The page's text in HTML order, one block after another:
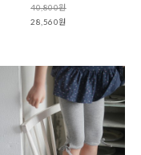
40,800원
28,560원